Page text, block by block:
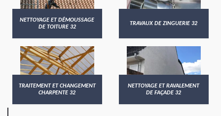
NETTOYAGE ET DÉMOUSSAGE
DE TOITURE 32
TRAVAUX DE ZINGUERIE 32
TRAITEMENT ET CHANGEMENT
CHARPENTE 32
NETTOYAGE ET RAVALEMENT
DE FAÇADE 32